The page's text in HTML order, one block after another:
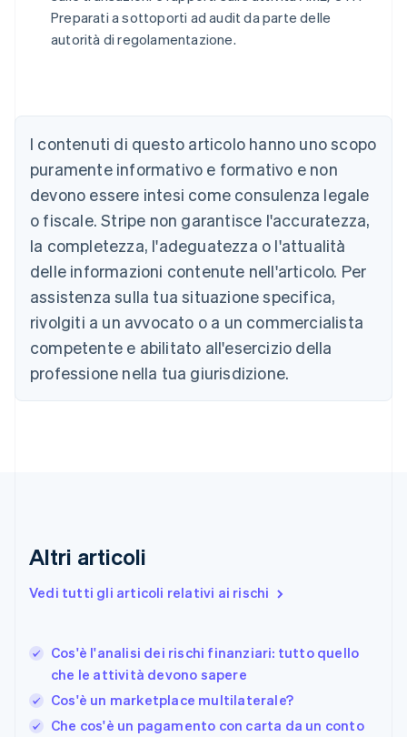
Preparati a sottoporti ad audit da parte delle
autorità di regolamentazione.
I contenuti di questo articolo hanno uno scopo
puramente informativo e formativo e non
devono essere intesi come consulenza legale
o fiscale. Stripe non garantisce l'accuratezza,
la completezza, l'adeguatezza o l'attualità
delle informazioni contenute nell'articolo. Per
assistenza sulla tua situazione specifica,
rivolgiti a un avvocato o a un commercialista
competente e abilitato all'esercizio della
professione nella tua giurisdizione.
Altri articoli
Vedi tutti gli articoli relativi ai rischi
Cos'è l'analisi dei rischi finanziari: tutto quello
che le attività devono sapere
Cos'è un marketplace multilaterale?
Che cos'è un pagamento con carta da un conto
NederlandsFrançaisDeutschEnglish
Brasile
Bulgaria
English
Canada
English Français
Cina continentale
简体中文English
English
Croazia
English
Danimarca
English
FrançaisEnglish
DeutschEnglish
Gibilterra
Grecia
English
India